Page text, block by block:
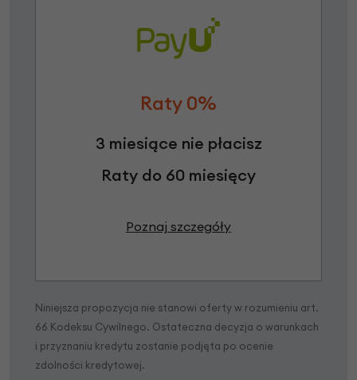
Raty 0%
3 miesiące nie płacisz
Raty do 60 miesięcy
Poznaj szczegóły
Niniejsza propozycja nie stanowi oferty w rozumieniu art.
66 Kodeksu Cywilnego. Ostateczna decyzja o warunkach
i przyznaniu kredytu zostanie podjęta po ocenie
zdolności kredytowej.